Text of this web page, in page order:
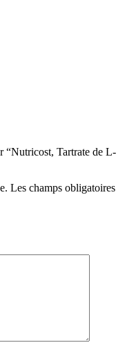
“Nutricost, Tartrate de L-
Les champs obligatoires